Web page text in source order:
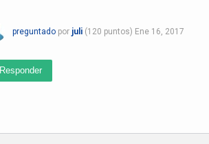
preguntado por juli (120 puntos) Ene 16, 2017